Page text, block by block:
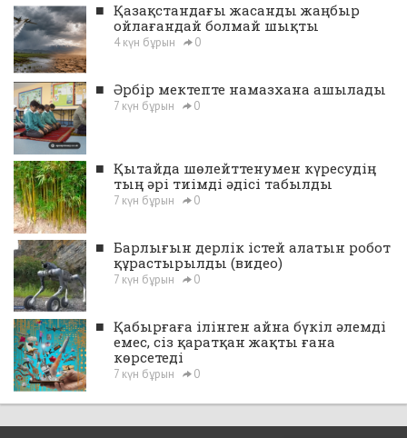
■ Қазақстандағы жасанды жаңбыр
ойлағандай болмай шықты
4 күн бұрын 0
■ Әрбір мектепте намазхана ашылады
7 күн бұрын 0
■ Қытайда шөлейттенумен күресудің
тың әрі тиімді әдісі табылды
7 күн бұрын 0
■ Барлығын дерлік істей алатын робот
құрастырылды (видео)
7 күн бұрын 0
■ Қабырғаға ілінген айна бүкіл әлемді
емес, сіз қаратқан жақты ғана
көрсетеді
7 күн бұрын 0